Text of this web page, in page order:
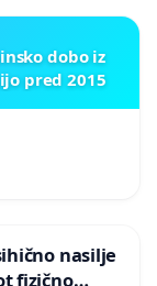
dobo iz
pred 2015
nasilje
fizično